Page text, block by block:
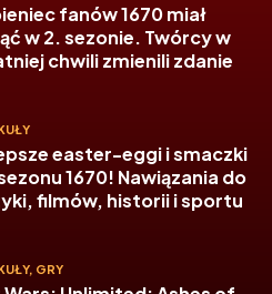
fanów 1670 miał
w 2. sezonie. Twórcy w
chwili zmienili zdanie
easter-eggi i smaczki
1670! Nawiązania do
filmów, historii i sportu
, GRY